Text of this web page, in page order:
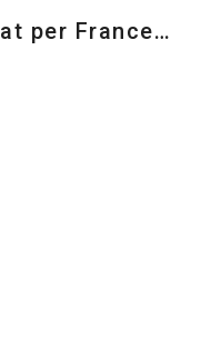
Estat Català. Fundat per Francesc Macià el 1922.